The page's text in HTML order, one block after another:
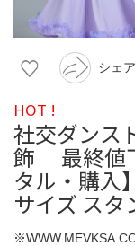
シェア
HOT !
社交ダンス
飾 最終値
タル・購入
サイズ スタ